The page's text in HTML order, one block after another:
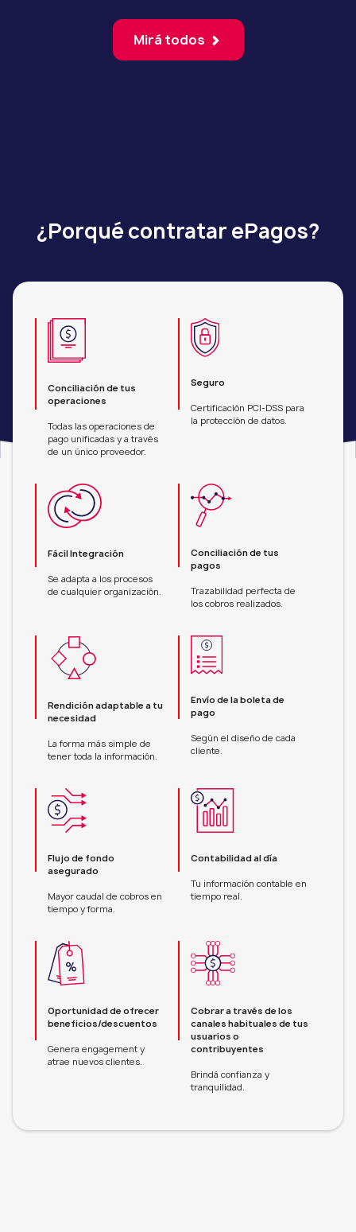
Mirá todos
¿Porqué contratar ePagos?
Conciliación de tus
operaciones
Todas las operaciones de
pago unificadas y a través
de un único proveedor.
Seguro
Certificación PCI-DSS para
la protección de datos.
Fácil Integración
Se adapta a los procesos
de cualquier organización.
Conciliación de tus
pagos
Trazabilidad perfecta de
los cobros realizados.
Rendición adaptable a tu
necesidad
La forma más simple de
tener toda la información.
Envío de la boleta de
pago
Según el diseño de cada
cliente.
Flujo de fondo
asegurado
Mayor caudal de cobros en
tiempo y forma.
Contabilidad al día
Tu información contable en
tiempo real.
Oportunidad de ofrecer
beneficios/descuentos
Genera engagement y
atrae nuevos clientes.
Cobrar a través de los
canales habituales de tus
usuarios o
contribuyentes
Brindá confianza y
tranquilidad.